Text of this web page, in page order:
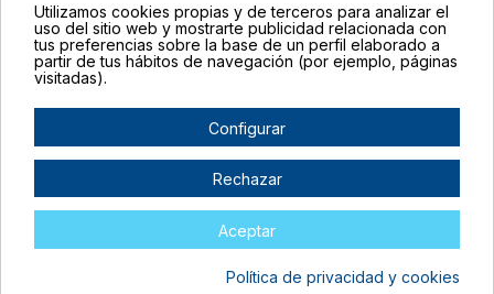
5,08 €
Utilizamos cookies propias y de terceros para analizar el
uso del sitio web y mostrarte publicidad relacionada con
tus preferencias sobre la base de un perfil elaborado a
partir de tus hábitos de navegación (por ejemplo, páginas
visitadas).
Configurar
Rechazar
Aceptar
Política de privacidad y cookies